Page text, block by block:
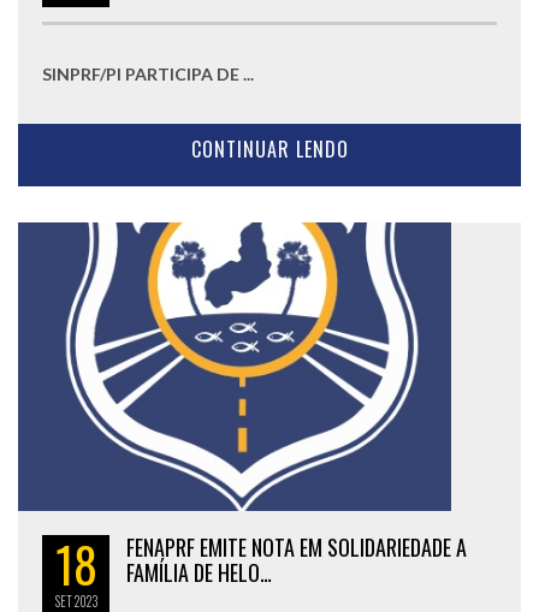
SINPRF/PI PARTICIPA DE ...
CONTINUAR LENDO
18
SET2023
FENAPRF EMITE NOTA EM SOLIDARIEDADE A
FAMÍLIA DE HELO…